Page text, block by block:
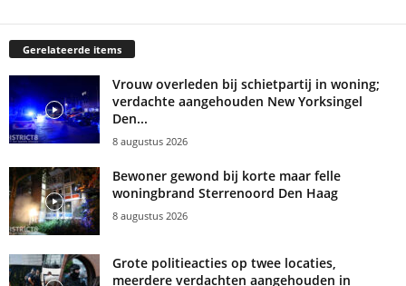
Gerelateerde items
Vrouw overleden bij schietpartij in woning;
verdachte aangehouden New Yorksingel
Den...
8 augustus 2026
Bewoner gewond bij korte maar felle
woningbrand Sterrenoord Den Haag
8 augustus 2026
Grote politieacties op twee locaties,
meerdere verdachten aangehouden in